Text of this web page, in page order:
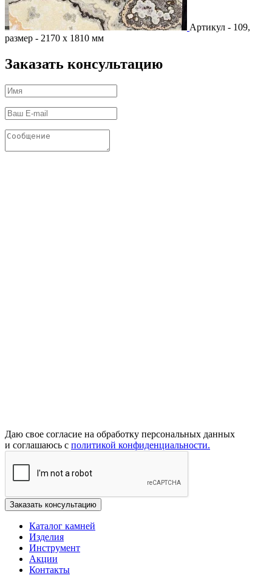
Артикул - 109,
размер - 2170 х 1810 мм
Заказать консультацию
Даю свое согласие на обработку персональных данных
и соглашаюсь с политикой конфиденциальности.
Каталог камней
Изделия
Инструмент
Акции
Контакты